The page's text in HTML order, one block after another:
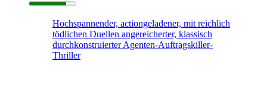
Hochspannender, actiongeladener, mit reichlich
tödlichen Duellen angereicherter, klassisch
durchkonstruierter Agenten-Auftragskiller-
Thriller